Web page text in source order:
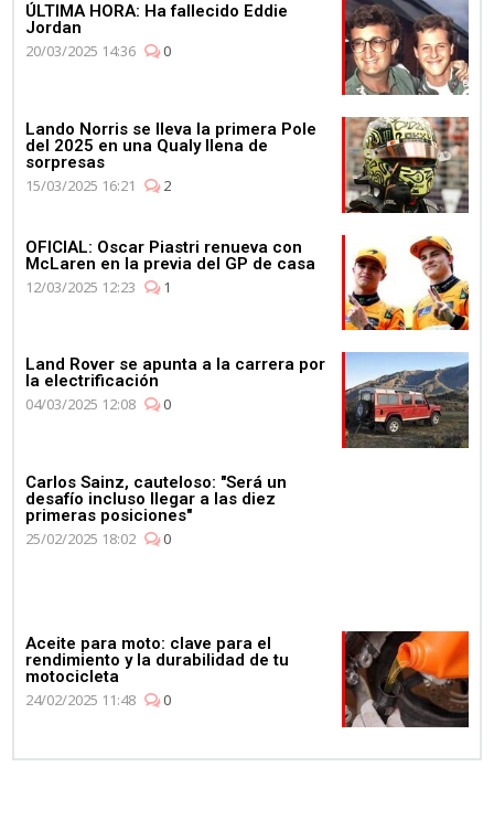
ÚLTIMA HORA: Ha fallecido Eddie
Jordan
20/03/2025 14:36
0
Lando Norris se lleva la primera Pole
del 2025 en una Qualy llena de
sorpresas
15/03/2025 16:21
2
OFICIAL: Oscar Piastri renueva con
McLaren en la previa del GP de casa
12/03/2025 12:23
1
Land Rover se apunta a la carrera por
la electrificación
04/03/2025 12:08
0
Carlos Sainz, cauteloso: "Será un
desafío incluso llegar a las diez
primeras posiciones"
25/02/2025 18:02
0
Aceite para moto: clave para el
rendimiento y la durabilidad de tu
motocicleta
24/02/2025 11:48
0